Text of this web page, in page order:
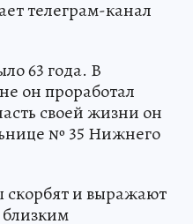
телеграм-канал
63 года. В
он проработал
своей жизни он
№ 35 Нижнего
скорбят и выражают
близким